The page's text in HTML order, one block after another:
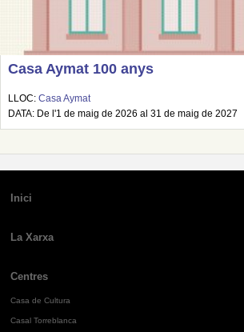
Casa Aymat 100 anys
LLOC: Casa Aymat
DATA: De l'1 de maig de 2026 al 31 de maig de 2027
Inici
La Xarxa
Centres
Casa de Cultura
Casal Torreblanca